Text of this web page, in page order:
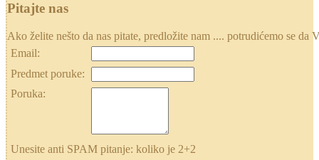
Pitajte nas
Ako želite nešto da nas pitate, predložite nam .... potrudićemo se
Email:
Predmet poruke:
Poruka:
Unesite anti SPAM pitanje: koliko je 2+2